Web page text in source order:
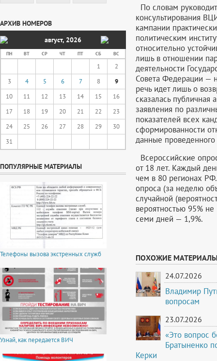
АРХИВ НОМЕРОВ
август, 2026
ПН ВТ СР ЧТ ПТ СБ ВС
1
2
3
4 5 6 7 8
9
10
11 12 13 14 15
16
17
18 19 20 21 22
23
24
25 26 27 28 29
30
31
ПОПУЛЯРНЫЕ МАТЕРИАЛЫ
Телефоны вызова экстренных служб
Узнай, как передается ВИЧ
По словам
консультирования
кампании
политическим
относительно
лишь в отношении
деятельности
Совета Федерации —
речь идет лишь о
сказалась публичная
заявления по
показателей всех
сформированности
данные
Всероссийские
от 18 лет. Каждый
чем в 80 регионах
опроса (за неделю
случайной
вероятностью 95%
семи дней — 1,9%.
ПОХОЖИЕ
24.07.2026
Владимир
вопросам
23.07.2026
«Это вопрос
Братыненко
Керки